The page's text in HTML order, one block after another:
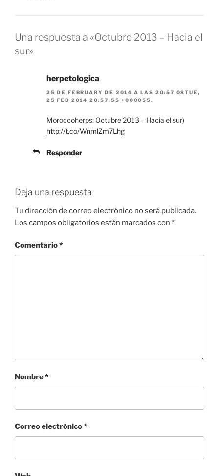
Una respuesta a «Octubre 2013 – Hacia el
sur»
herpetologica
25 DE FEBRUARY DE 2014 A LAS 20:57 08TUE,
25 FEB 2014 20:57:55 +000055.
Moroccoherps: Octubre 2013 – Hacia el sur)
http://t.co/WnmlZm7Lhg
Responder
Deja una respuesta
Tu dirección de correo electrónico no será publicada.
Los campos obligatorios están marcados con *
Comentario*
Nombre*
Correo electrónico*